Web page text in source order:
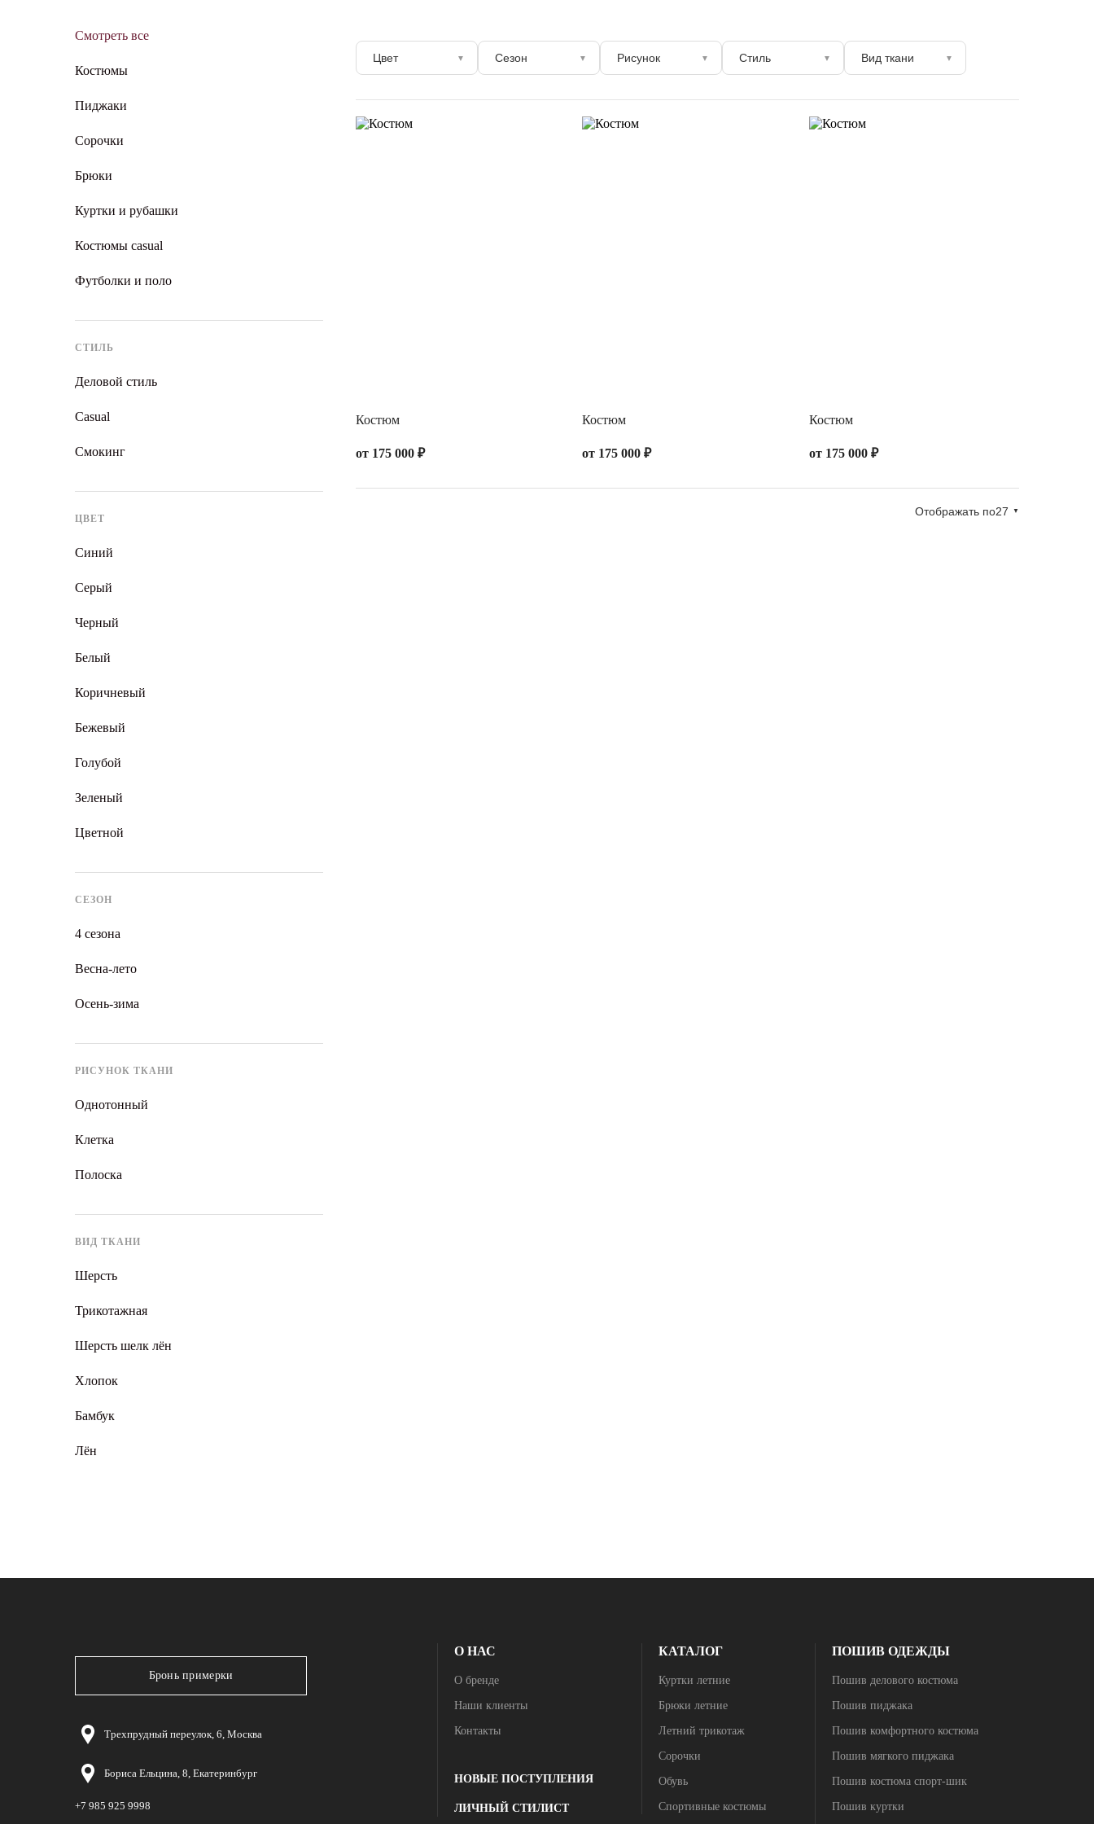
Смотреть все
Костюмы
Пиджаки
Сорочки
Брюки
Куртки и рубашки
Костюмы casual
Футболки и поло
СТИЛЬ
Деловой стиль
Casual
Смокинг
ЦВЕТ
Синий
Серый
Черный
Белый
Коричневый
Бежевый
Голубой
Зеленый
Цветной
СЕЗОН
4 сезона
Весна-лето
Осень-зима
РИСУНОК ТКАНИ
Однотонный
Клетка
Полоска
ВИД ТКАНИ
Шерсть
Трикотажная
Шерсть шелк лён
Хлопок
Бамбук
Лён
Цвет ▼ Сезон ▼ Рисунок ▼ Стиль ▼ Вид ткани ▼
Костюм
от 175 000 ₽
Костюм
от 175 000 ₽
Костюм
от 175 000 ₽
Отображать по ▼
Бронь примерки
Трехпрудный переулок, 6, Москва
Бориса Ельцина, 8, Екатеринбург
+7 985 925 9998
О НАС
О бренде
Наши клиенты
Контакты
НОВЫЕ ПОСТУПЛЕНИЯ
ЛИЧНЫЙ СТИЛИСТ
КАТАЛОГ
Куртки летние
Брюки летние
Летний трикотаж
Сорочки
Обувь
Спортивные костюмы
ПОШИВ ОДЕЖДЫ
Пошив делового костюма
Пошив пиджака
Пошив комфортного костюма
Пошив мягкого пиджака
Пошив костюма спорт-шик
Пошив куртки